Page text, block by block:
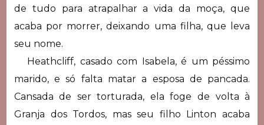
de tudo para atrapalhar a vida da moça, que
acaba por morrer, deixando uma filha, que leva
seu nome.
Heathcliff, casado com Isabela, é um péssimo
marido, e só falta matar a esposa de pancada.
Cansada de ser torturada, ela foge de volta à
Granja dos Tordos, mas seu filho Linton acaba